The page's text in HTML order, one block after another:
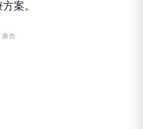
案。
廣告